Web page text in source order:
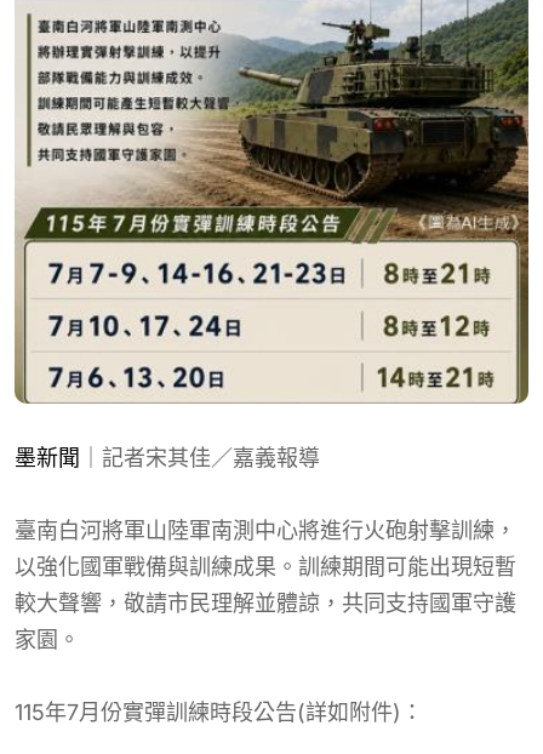
墨新聞 ｜記者宋其佳／嘉義報導
臺南白河將軍山陸軍南測中心將進行火砲射擊訓練，
以強化國軍戰備與訓練成果。訓練期間可能出現短暫
較大聲響，敬請市民理解並體諒，共同支持國軍守護
家園。
115年7月份實彈訓練時段公告(詳如附件)：